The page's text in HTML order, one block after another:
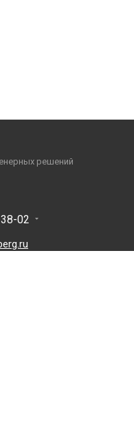
решений
02